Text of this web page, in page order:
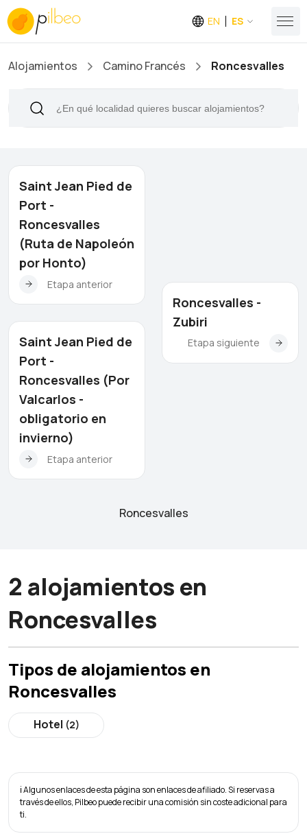
EN ES
Alojamientos Camino Francés Roncesvalles
Saint Jean Pied de
Port -
Roncesvalles
(Ruta de Napoleón
por Honto)
Etapa anterior
Saint Jean Pied de
Port -
Roncesvalles (Por
Valcarlos -
obligatorio en
invierno)
Etapa anterior
Roncesvalles -
Zubiri
Etapa siguiente
Roncesvalles
2 alojamientos en
Roncesvalles
Tipos de alojamientos en
Roncesvalles
Hotel (2)
ℹ️ Algunos enlaces de esta página son enlaces de afiliado. Si reservas a
través de ellos, Pilbeo puede recibir una comisión sin coste adicional para
ti.